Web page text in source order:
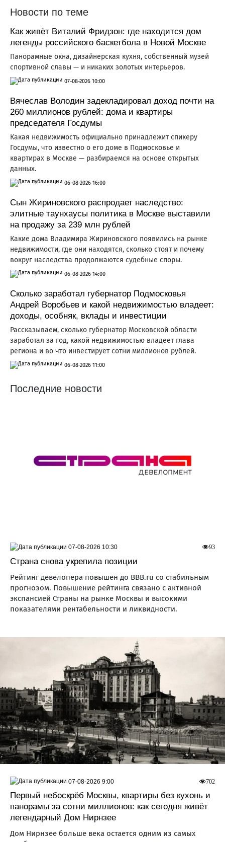
Новости по теме
Как живёт Виталий Фридзон: где находится дом
легенды российского баскетбола в Новой Москве
Панорамные окна, дизайнерская кухня, собственный музей
спортивной славы — и никаких золотых интерьеров.
07-08-2026 10:00
Вячеслав Володин задекладировал доход почти на
260 миллионов рублей: дома и квартиры
председателя Госдумы
Какая недвижимость официально принадлежит спикеру
Госдумы, что известно о его доме в Подмосковье и
квартирах в Москве — разбираемся на основе открытых
данных.
06-08-2026 16:00
Сын Жириновского распродает наследство:
элитные таунхаусы политика в Москве выставили
на продажу за 239 млн рублей
Какие дома Владимира Жириновского появились на рынке
недвижимости, где они находятся, сколько стоят и почему
вокруг наследства продолжаются судебные споры.
06-08-2026 14:00
Сколько заработал губернатор Подмосковья
Андрей Воробьев и какой недвижимостью владеет:
доходы, особняк, вклады и инвестиции
Рассказываем, сколько губернатор Московской области
заработал за год, какой недвижимостью владеет глава
региона и во что инвестирует сотни миллионов рублей.
06-08-2026 11:00
Последние новости
Страна снова укрепила позиции
Рейтинг девелопера повышен до ВВВ.ru со стабильным
прогнозом. Повышение рейтинга связано с активной
экспансией Страны на рынке Москвы и высокими
показателями рентабельности и ликвидности.
93
07-08-2026 10:30
Первый небоскрёб Москвы, квартиры без кухонь и
панорамы за сотни миллионов: как сегодня живёт
легендарный Дом Нирнзее
Дом Нирнзее больше века остается одним из самых
702
07-08-2026 9:00